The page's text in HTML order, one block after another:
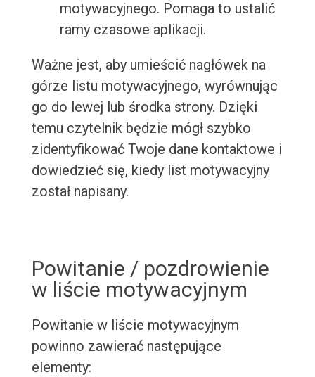
motywacyjnego. Pomaga to ustalić
ramy czasowe aplikacji.
Ważne jest, aby umieścić nagłówek na
górze listu motywacyjnego, wyrównując
go do lewej lub środka strony. Dzięki
temu czytelnik będzie mógł szybko
zidentyfikować Twoje dane kontaktowe i
dowiedzieć się, kiedy list motywacyjny
został napisany.
Powitanie / pozdrowienie
w liście motywacyjnym
Powitanie w liście motywacyjnym
powinno zawierać następujące
elementy: